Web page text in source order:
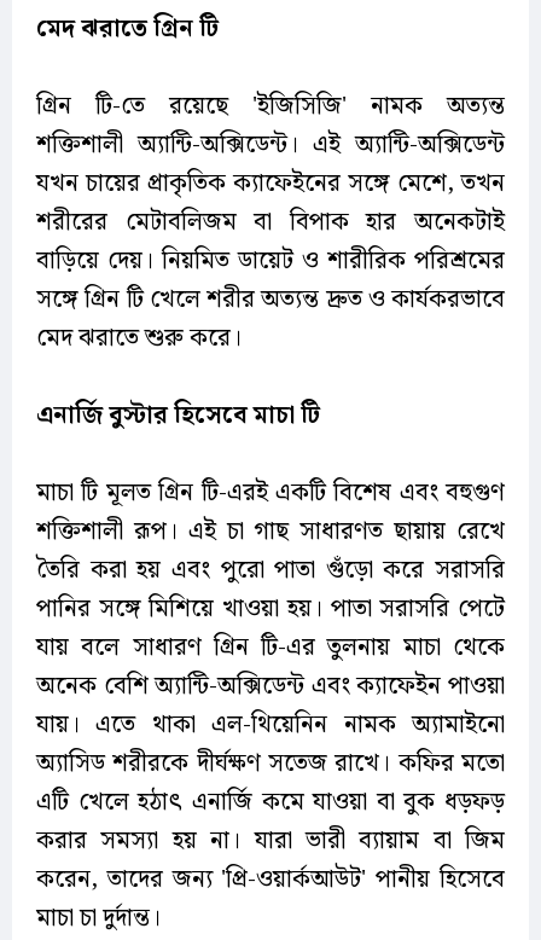
মেদ ঝরাতে গ্রিন টি
গ্রিন টি-তে রয়েছে 'ইজিসিজি' নামক অত্যন্ত
শক্তিশালী অ্যান্টি-অক্সিডেন্ট। এই অ্যান্টি-অক্সিডেন্ট
যখন চায়ের প্রাকৃতিক ক্যাফেইনের সঙ্গে মেশে, তখন
শরীরের মেটাবলিজম বা বিপাক হার অনেকটাই
বাড়িয়ে দেয়। নিয়মিত ডায়েট ও শারীরিক পরিশ্রমের
সঙ্গে গ্রিন টি খেলে শরীর অত্যন্ত দ্রুত ও কার্যকরভাবে
মেদ ঝরাতে শুরু করে।
এনার্জি বুস্টার হিসেবে মাচা টি
মাচা টি মূলত গ্রিন টি-এরই একটি বিশেষ এবং বহুগুণ
শক্তিশালী রূপ। এই চা গাছ সাধারণত ছায়ায় রেখে
তৈরি করা হয় এবং পুরো পাতা গুঁড়ো করে সরাসরি
পানির সঙ্গে মিশিয়ে খাওয়া হয়। পাতা সরাসরি পেটে
যায় বলে সাধারণ গ্রিন টি-এর তুলনায় মাচা থেকে
অনেক বেশি অ্যান্টি-অক্সিডেন্ট এবং ক্যাফেইন পাওয়া
যায়। এতে থাকা এল-থিয়েনিন নামক অ্যামাইনো
অ্যাসিড শরীরকে দীর্ঘক্ষণ সতেজ রাখে। কফির মতো
এটি খেলে হঠাৎ এনার্জি কমে যাওয়া বা বুক ধড়ফড়
করার সমস্যা হয় না। যারা ভারী ব্যায়াম বা জিম
করেন, তাদের জন্য 'প্রি-ওয়ার্কআউট' পানীয় হিসেবে
মাচা চা দুর্দান্ত।